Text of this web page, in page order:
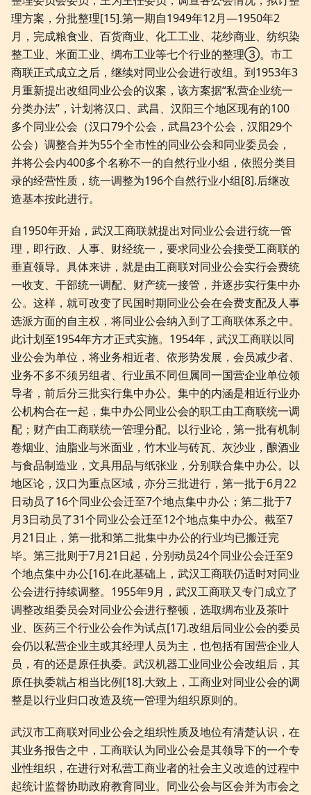
理方案，分批整理[15].第一期自1949年12月—1950年2
月，完成粮食业、百货商业、化工工业、花纱商业、纺织染
整工业、米面工业、绸布工业等七个行业的整理③。市工
商联正式成立之后，继续对同业公会进行改组。到1953年3
月重新提出改组同业公会的议案，该方案据“私营企业统一
分类办法”，计划将汉口、武昌、汉阳三个地区现有的100
多个同业公会（汉口79个公会，武昌23个公会，汉阳29个
公会）调整合并为55个全市性的同业公会和同业委员会，
并将公会内400多个名称不一的自然行业小组，依照分类目
录的经营性质，统一调整为196个自然行业小组[8].后继改
造基本按此进行。
自1950年开始，武汉工商联就提出对同业公会进行统一管
理，即行政、人事、财经统一，要求同业公会接受工商联的
垂直领导。具体来讲，就是由工商联对同业公会实行会费统
一收支、干部统一调配、财产统一接管，并逐步实行集中办
公。这样，就可改变了民国时期同业公会在会费支配及人事
选派方面的自主权，将同业公会纳入到了工商联体系之中。
此计划至1954年方才正式实施。1954年，武汉工商联以同
业公会为单位，将业务相近者、依形势发展，会员减少者、
业务不多不须另组者、行业虽不同但属同一国营企业单位领
导者，前后分三批实行集中办公。集中的内涵是相近行业办
公机构合在一起，集中办公同业公会的职工由工商联统一调
配；财产由工商联统一管理分配。以行业论，第一批有机制
卷烟业、油脂业与米面业，竹木业与砖瓦、灰沙业，酿酒业
与食品制造业，文具用品与纸张业，分别联合集中办公。以
地区论，汉口为重点区域，亦分三批进行，第一批于6月22
日动员了16个同业公会迁至7个地点集中办公；第二批于7
月3日动员了31个同业公会迁至12个地点集中办公。截至7
月21日止，第一批和第二批集中办公的行业均已搬迁完
毕。第三批则于7月21日起，分别动员24个同业公会迁至9
个地点集中办公[16].在此基础上，武汉工商联仍适时对同业
公会进行持续调整。1955年9月，武汉工商联又专门成立了
调整改组委员会对同业公会进行整顿，选取绸布业及茶叶
业、医药三个行业公会作为试点[17].改组后同业公会的委员
会仍以私营企业主或其经理人员为主，也包括有国营企业人
员，有的还是原任执委。武汉机器工业同业公会改组后，其
原任执委就占相当比例[18].大致上，工商业对同业公会的调
整是以行业归口改造及统一管理为组织原则的。
武汉市工商联对同业公会之组织性质及地位有清楚认识，在
其业务报告之中，工商联认为同业公会是其领导下的一个专
业性组织，在进行对私营工商业者的社会主义改造的过程中
起统计监督协助政府教育同业。同业公会与区会并为市会之